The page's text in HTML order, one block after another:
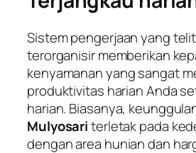
Sistem pengerjaan yang
terorganisir memberikan
kenyamanan yang sangat
produktivitas harian Anda
harian. Biasanya,
Mulyosariterletak pada
dengan area hunian dan